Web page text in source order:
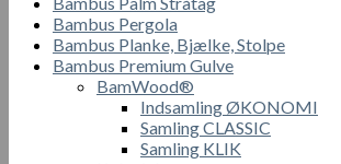
Bambus Pergola
Bambus Planke, Bjælke, Stolpe
Bambus Premium Gulve
BamWood®
Indsamling ØKONOMI
Samling CLASSIC
Samling KLIK